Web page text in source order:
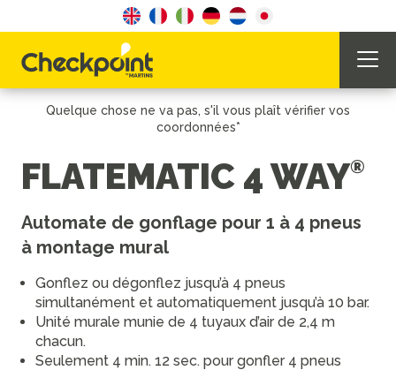
Quelque chose ne va pas, s'il vous plaît vérifier vos
coordonnées*
FLATEMATIC 4 WAY
Automate de gonflage pour 1 à 4 pneus
à montage mural
Gonflez ou dégonflez jusqu’à 4 pneus
simultanément et automatiquement jusqu’à 10 bar.
Unité murale munie de 4 tuyaux d’air de 2,4 m
chacun.
Seulement 4 min. 12 sec. pour gonfler 4 pneus